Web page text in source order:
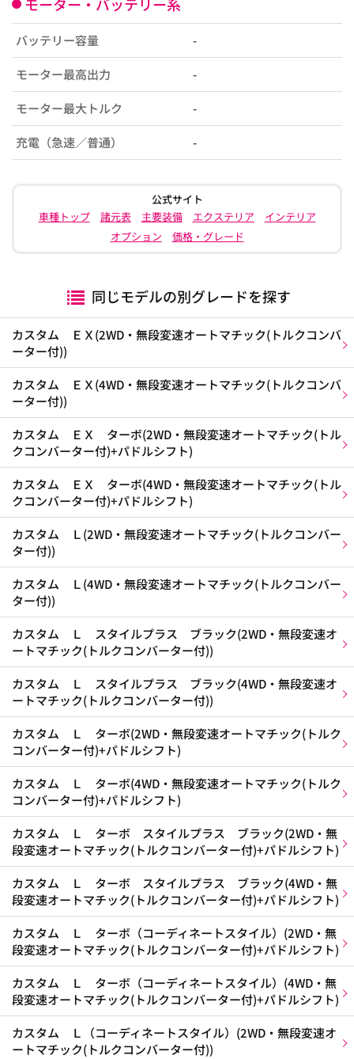
バッテリー容量 -
モーター最高出力 -
モーター最大トルク -
充電（急速／普通） -
公式サイト
車種トップ
諸元表 主要装備 エクステリア
インテリア
オプション
価格・グレード
同じモデルの別グレードを探す
カスタム ＥＸ(2WD・無段変速オートマチック(トルクコンバ
ーター付))
カスタム ＥＸ(4WD・無段変速オートマチック(トルクコンバ
ーター付))
カスタム ＥＸ ターボ(2WD・無段変速オートマチック(トル
クコンバーター付)+パドルシフト)
カスタム ＥＸ ターボ(4WD・無段変速オートマチック(トル
クコンバーター付)+パドルシフト)
カスタム Ｌ(2WD・無段変速オートマチック(トルクコンバー
ター付))
カスタム Ｌ(4WD・無段変速オートマチック(トルクコンバー
ター付))
カスタム Ｌ スタイルプラス ブラック(2WD・無段変速オ
ートマチック(トルクコンバーター付))
カスタム Ｌ スタイルプラス ブラック(4WD・無段変速オ
ートマチック(トルクコンバーター付))
カスタム Ｌ ターボ(2WD・無段変速オートマチック(トルク
コンバーター付)+パドルシフト)
カスタム Ｌ ターボ(4WD・無段変速オートマチック(トルク
コンバーター付)+パドルシフト)
カスタム Ｌ ターボ スタイルプラス ブラック(2WD・無
段変速オートマチック(トルクコンバーター付)+パドルシフト)
カスタム Ｌ ターボ スタイルプラス ブラック(4WD・無
段変速オートマチック(トルクコンバーター付)+パドルシフト)
カスタム Ｌ ターボ（コーディネートスタイル）(2WD・無
段変速オートマチック(トルクコンバーター付)+パドルシフト)
カスタム Ｌ ターボ（コーディネートスタイル）(4WD・無
段変速オートマチック(トルクコンバーター付)+パドルシフト)
カスタム Ｌ（コーディネートスタイル）(2WD・無段変速オ
ートマチック(トルクコンバーター付))